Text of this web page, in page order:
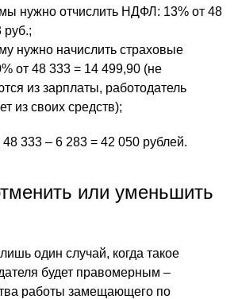
нужно отчислить НДФЛ: 13% от 48
руб.;
нужно начислить страховые
от 48 333 = 14 499,90 (не
из зарплаты, работодатель
из своих средств);
48 333 – 6 283 = 42 050 рублей.
или уменьшить
один случай, когда такое
будет правомерным –
работы замещающего по